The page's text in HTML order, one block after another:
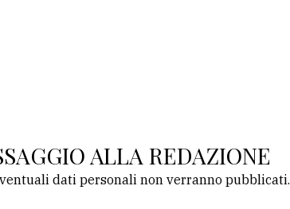
ALLA REDAZIONE
dati personali non verranno pubblicati.